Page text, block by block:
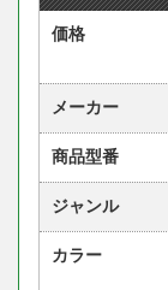
価格
メーカー
商品型番
ジャンル
カラー